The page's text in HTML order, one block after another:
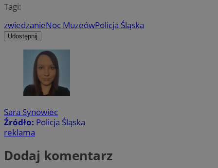
Tagi:
zwiedzanieNoc MuzeówPolicja Śląska
Udostępnij
Sara Synowiec
Źródło: Policja Śląska
reklama
Dodaj komentarz